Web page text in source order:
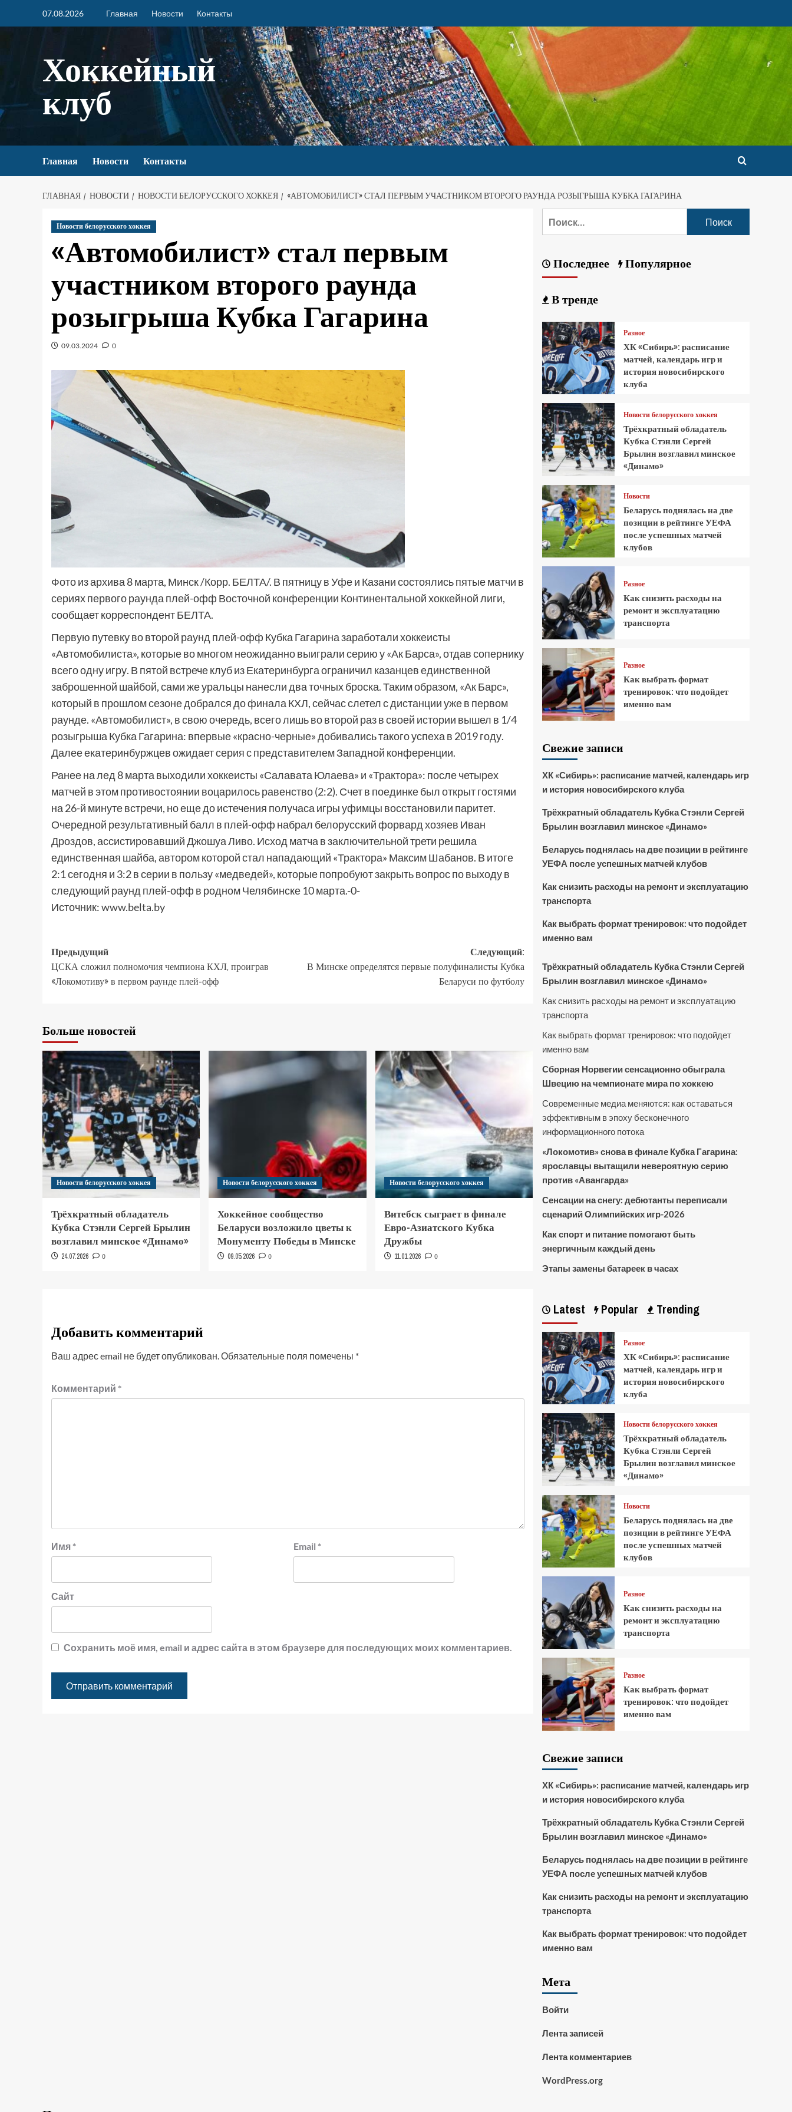
07.08.2026 Главная Новости Контакты
Хоккейный
клуб
Главная Новости Контакты
ГЛАВНАЯ НОВОСТИ НОВОСТИ БЕЛОРУССКОГО ХОККЕЯ «АВТОМОБИЛИСТ» СТАЛ ПЕРВЫМ УЧАСТНИКОМ ВТОРОГО РАУНДА РОЗЫГРЫША КУБКА ГАГАРИНА
Новости белорусского хоккея
«Автомобилист» стал первым
участником второго раунда
розыгрыша Кубка Гагарина
09.03.2024 0
Фото из архива 8 марта, Минск /Корр. БЕЛТА/. В пятницу в Уфе и Казани состоялись пятые матчи в
сериях первого раунда плей-офф Восточной конференции Континентальной хоккейной лиги,
сообщает корреспондент БЕЛТА.
Первую путевку во второй раунд плей-офф Кубка Гагарина заработали хоккеисты
«Автомобилиста», которые во многом неожиданно выиграли серию у «Ак Барса», отдав сопернику
всего одну игру. В пятой встрече клуб из Екатеринбурга ограничил казанцев единственной
заброшенной шайбой, сами же уральцы нанесли два точных броска. Таким образом, «Ак Барс»,
который в прошлом сезоне добрался до финала КХЛ, сейчас слетел с дистанции уже в первом
раунде. «Автомобилист», в свою очередь, всего лишь во второй раз в своей истории вышел в 1/4
розыгрыша Кубка Гагарина: впервые «красно-черные» добивались такого успеха в 2019 году.
Далее екатеринбуржцев ожидает серия с представителем Западной конференции.
Ранее на лед 8 марта выходили хоккеисты «Салавата Юлаева» и «Трактора»: после четырех
матчей в этом противостоянии воцарилось равенство (2:2). Счет в поединке был открыт гостями
на 26-й минуте встречи, но еще до истечения получаса игры уфимцы восстановили паритет.
Очередной результативный балл в плей-офф набрал белорусский форвард хозяев Иван
Дроздов, ассистировавший Джошуа Ливо. Исход матча в заключительной трети решила
единственная шайба, автором которой стал нападающий «Трактора» Максим Шабанов. В итоге
2:1 сегодня и 3:2 в серии в пользу «медведей», которые попробуют закрыть вопрос по выходу в
следующий раунд плей-офф в родном Челябинске 10 марта.-0-
Источник:www.belta.by
Предыдущий
ЦСКА сложил полномочия чемпиона КХЛ, проиграв
«Локомотиву» в первом раунде плей-офф
Следующий:
В Минске определятся первые полуфиналисты Кубка
Беларуси по футболу
Больше новостей
Новости белорусского хоккея
Трёхкратный обладатель
Кубка Стэнли Сергей Брылин
возглавил минское «Динамо»
24.07.2026 0
Новости белорусского хоккея
Хоккейное сообщество
Беларуси возложило цветы к
Монументу Победы в Минске
09.05.2026 0
Новости белорусского хоккея
Витебск сыграет в финале
Евро-Азиатского Кубка
Дружбы
11.01.2026 0
Добавить комментарий
Ваш адрес email не будет опубликован.Обязательные поля помечены *
Комментарий *
Имя * Email *
Сайт
Сохранить моё имя, email и адрес сайта в этом браузере для последующих моих комментариев.
Последнее Популярное
В тренде
Разное
ХК «Сибирь»: расписание
матчей, календарь игр и
история новосибирского
клуба
Новости белорусского хоккея
Трёхкратный обладатель
Кубка Стэнли Сергей
Брылин возглавил минское
«Динамо»
Новости
Беларусь поднялась на две
позиции в рейтинге УЕФА
после успешных матчей
клубов
Разное
Как снизить расходы на
ремонт и эксплуатацию
транспорта
Разное
Как выбрать формат
тренировок: что подойдет
именно вам
Свежие записи
ХК «Сибирь»: расписание матчей, календарь игр
и история новосибирского клуба
Трёхкратный обладатель Кубка Стэнли Сергей
Брылин возглавил минское «Динамо»
Беларусь поднялась на две позиции в рейтинге
УЕФА после успешных матчей клубов
Как снизить расходы на ремонт и эксплуатацию
транспорта
Как выбрать формат тренировок: что подойдет
именно вам
Трёхкратный обладатель Кубка Стэнли Сергей
Брылин возглавил минское «Динамо»
Как снизить расходы на ремонт и эксплуатацию
транспорта
Как выбрать формат тренировок: что подойдет
именно вам
Сборная Норвегии сенсационно обыграла
Швецию на чемпионате мира по хоккею
Современные медиа меняются: как оставаться
эффективным в эпоху бесконечного
информационного потока
«Локомотив» снова в финале Кубка Гагарина:
ярославцы вытащили невероятную серию
против «Авангарда»
Сенсации на снегу: дебютанты переписали
сценарий Олимпийских игр-2026
Как спорт и питание помогают быть
энергичным каждый день
Этапы замены батареек в часах
Latest Popular Trending
Разное
ХК «Сибирь»: расписание
матчей, календарь игр и
история новосибирского
клуба
Новости белорусского хоккея
Трёхкратный обладатель
Кубка Стэнли Сергей
Брылин возглавил минское
«Динамо»
Новости
Беларусь поднялась на две
позиции в рейтинге УЕФА
после успешных матчей
клубов
Разное
Как снизить расходы на
ремонт и эксплуатацию
транспорта
Разное
Как выбрать формат
тренировок: что подойдет
именно вам
Свежие записи
ХК «Сибирь»: расписание матчей, календарь игр
и история новосибирского клуба
Трёхкратный обладатель Кубка Стэнли Сергей
Брылин возглавил минское «Динамо»
Беларусь поднялась на две позиции в рейтинге
УЕФА после успешных матчей клубов
Как снизить расходы на ремонт и эксплуатацию
транспорта
Как выбрать формат тренировок: что подойдет
именно вам
Мета
Войти
Лента записей
Лента комментариев
WordPress.org